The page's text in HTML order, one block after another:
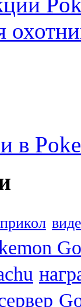
в
прикол
Go